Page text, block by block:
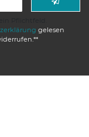
gelesen